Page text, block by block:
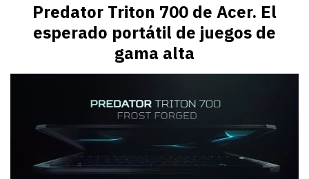
Predator Triton 700 de Acer. El
esperado portátil de juegos de
gama alta